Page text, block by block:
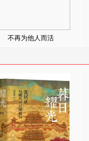
不再为他人而活